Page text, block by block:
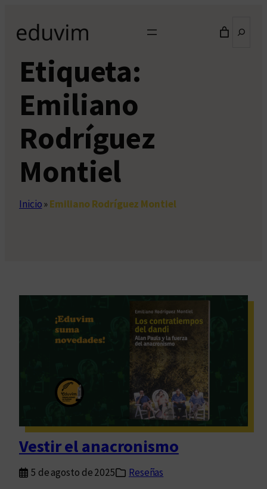
contenido
Etiqueta:
Emiliano
Rodríguez
Montiel
Inicio»Emiliano Rodríguez Montiel
Vestir el anacronismo
5 de agosto de 2025
Reseñas